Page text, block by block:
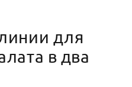
для
в два